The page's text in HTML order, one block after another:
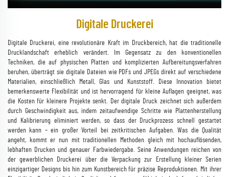
Digitale Druckerei
Digitale Druckerei, eine revolutionäre Kraft im Druckbereich, hat die traditionelle
Drucklandschaft erheblich verändert. Im Gegensatz zu den konventionellen
Techniken, die auf physischen Platten und komplizierten Aufbereitungsverfahren
beruhen, überträgt sie digitale Dateien wie PDFs und JPEGs direkt auf verschiedene
Materialien, einschließlich Metall, Glas und Kunststoff. Diese Innovation bietet
bemerkenswerte Flexibilität und ist hervorragend für kleine Auflagen geeignet, was
die Kosten für kleinere Projekte senkt. Der digitale Druck zeichnet sich außerdem
durch Geschwindigkeit aus, indem zeitaufwendige Schritte wie Plattenherstellung
und Kalibrierung eliminiert werden, so dass der Druckprozess schnell gestartet
werden kann – ein großer Vorteil bei zeitkritischen Aufgaben. Was die Qualität
angeht, kommt er nun mit traditionellen Methoden gleich mit hochauflösenden,
lebhaften Drucken und genauer Farbwiedergabe. Seine Anwendungen reichen von
der gewerblichen Druckerei über die Verpackung zur Erstellung kleiner Serien
einzigartiger Designs bis hin zum Kunstbereich für präzise Reproduktionen. Mit ihrer